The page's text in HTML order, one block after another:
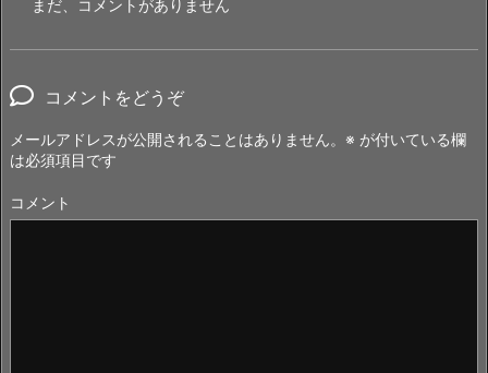
まだ、コメントがありません
コメントをどうぞ
メールアドレスが公開されることはありません。 ※ が付いている欄
は必須項目です
コメント